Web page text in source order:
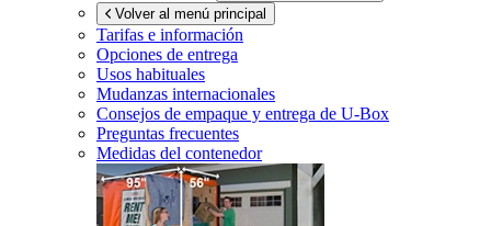
Volver al menú principal
Tarifas e información
Opciones de entrega
Usos habituales
Mudanzas internacionales
Consejos de empaque y entrega de U-Box
Preguntas frecuentes
Medidas del contenedor